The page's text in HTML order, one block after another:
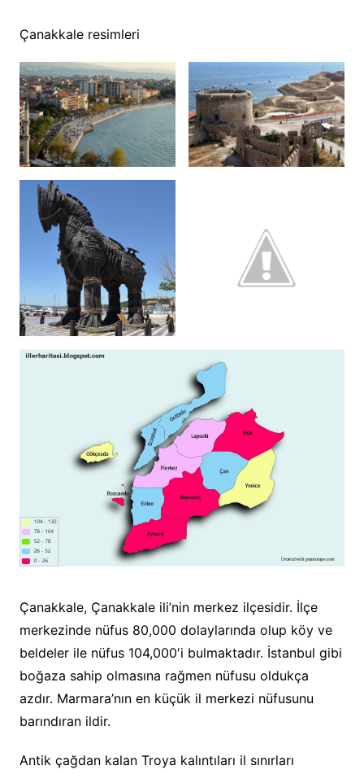
Çanakkale resimleri
Çanakkale, Çanakkale ili’nin merkez ilçesidir. İlçe
merkezinde nüfus 80,000 dolaylarında olup köy ve
beldeler ile nüfus 104,000′i bulmaktadır. İstanbul gibi
boğaza sahip olmasına rağmen nüfusu oldukça
azdır. Marmara’nın en küçük il merkezi nüfusunu
barındıran ildir.
Antik çağdan kalan Troya kalıntıları il sınırları